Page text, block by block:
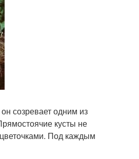
созревает одним из
кусты не
Под каждым